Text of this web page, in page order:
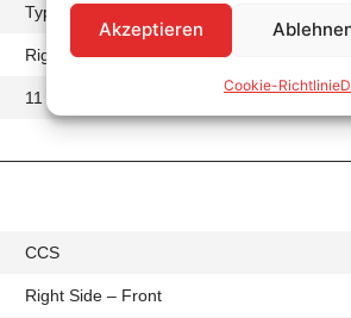
Akzeptieren
Cookie-Richtlinie
Type 2
Right Side – Front
11 kW AC
CCS
Right Side – Front